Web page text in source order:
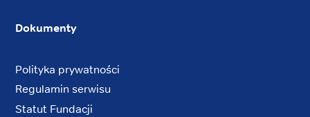
Dokumenty
Polityka prywatności
Regulamin serwisu
Statut Fundacji